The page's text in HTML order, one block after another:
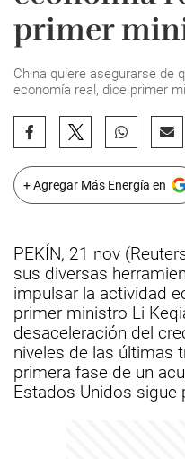
primer
China quiere asegurarse de
economía real, dice primer
+ Agregar Más Energía en
PEKÍN, 21 nov
sus diversas
impulsar la actividad
primer ministro Li
desaceleración del
niveles de las últimas
primera fase de un
Estados Unidos sigue